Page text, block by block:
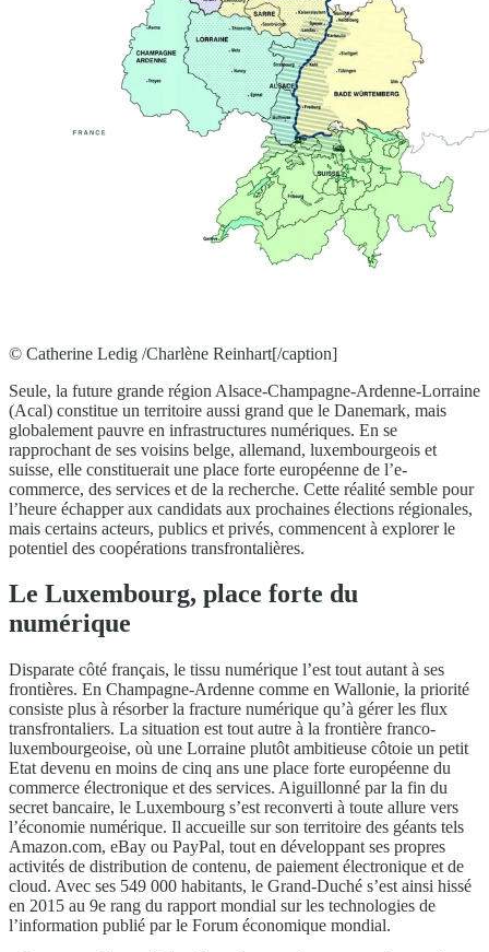
© Catherine Ledig /Charlène Reinhart[/caption]
Seule, la future grande région Alsace-Champagne-Ardenne-Lorraine
(Acal) constitue un territoire aussi grand que le Danemark, mais
globalement pauvre en infrastructures numériques. En se
rapprochant de ses voisins belge, allemand, luxembourgeois et
suisse, elle constituerait une place forte européenne de l’e-
commerce, des services et de la recherche. Cette réalité semble pour
l’heure échapper aux candidats aux prochaines élections régionales,
mais certains acteurs, publics et privés, commencent à explorer le
potentiel des coopérations transfrontalières.
Le Luxembourg, place forte du
numérique
Disparate côté français, le tissu numérique l’est tout autant à ses
frontières. En Champagne-Ardenne comme en Wallonie, la priorité
consiste plus à résorber la fracture numérique qu’à gérer les flux
transfrontaliers. La situation est tout autre à la frontière franco-
luxembourgeoise, où une Lorraine plutôt ambitieuse côtoie un petit
Etat devenu en moins de cinq ans une place forte européenne du
commerce électronique et des services. Aiguillonné par la fin du
secret bancaire, le Luxembourg s’est reconverti à toute allure vers
l’économie numérique. Il accueille sur son territoire des géants tels
Amazon.com, eBay ou PayPal, tout en développant ses propres
activités de distribution de contenu, de paiement électronique et de
cloud. Avec ses 549 000 habitants, le Grand-Duché s’est ainsi hissé
en 2015 au 9e rang du rapport mondial sur les technologies de
l’information publié par le Forum économique mondial.